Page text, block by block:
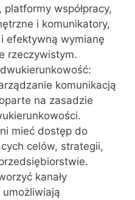
współpracy,
i komunikatory,
efektywną wymianę
rzeczywistym.
komunikacją
na zasadzie
mieć dostęp do
celów, strategii,
kanały